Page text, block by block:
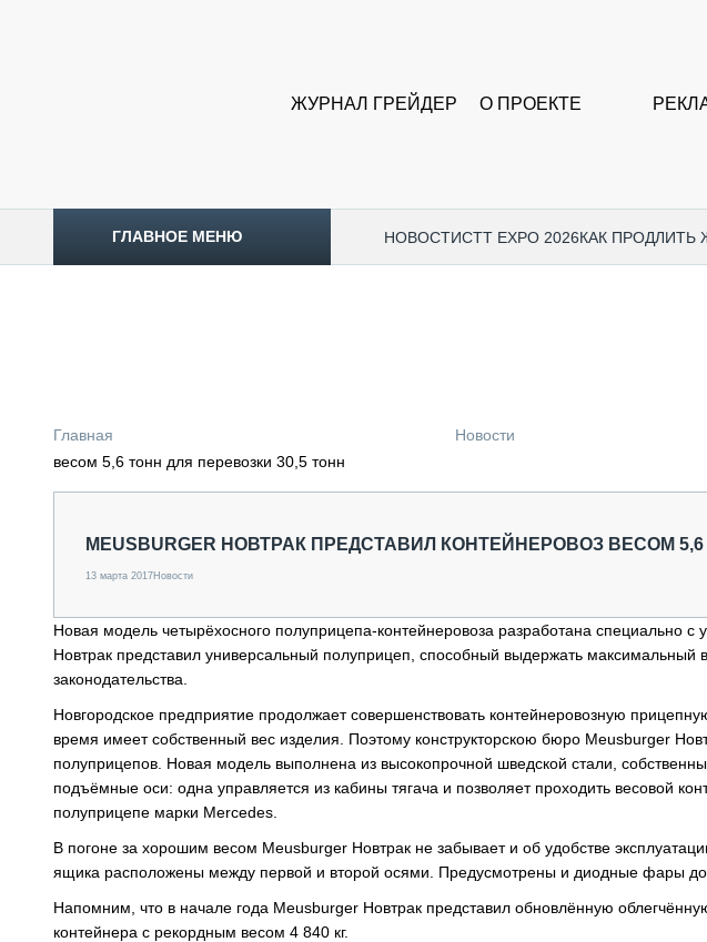
ЖУРНАЛ ГРЕЙДЕР О ПРОЕКТЕ
ГЛАВНОЕ МЕНЮ НОВОСТИCTT EXPO 2026КАК ПРОДЛИТЬ
ОБЗОР РЫНКА
ГРУЗОПЕРЕВОЗКИ
ИСПЫТАТЕЛИ
ТЕХНОЛОГИИ
ДОРОЖНАЯ ИНДУСТРИЯ
СЕРВИСМЕНЫ
Главная Новости
весом 5,6 тонн для перевозки 30,5 тонн
MEUSBURGER НОВТРАК ПРЕДСТАВИЛ КОНТЕЙНЕРОВОЗ ВЕСОМ
13 марта 2017Новости
Новая модель четырёхосного полуприцепа-контейнеровоза разработана специально с
Новтрак представил универсальный полуприцеп, способный выдержать максимальный
законодательства.
Новгородское предприятие продолжает совершенствовать контейнеровозную
время имеет собственный вес изделия. Поэтому конструкторскою бюро Meusburger
полуприцепов. Новая модель выполнена из высокопрочной шведской стали,
подъёмные оси: одна управляется из кабины тягача и позволяет проходить весовой
полуприцепе марки Mercedes.
В погоне за хорошим весом Meusburger Новтрак не забывает и об удобстве
ящика расположены между первой и второй осями. Предусмотрены и диодные фары
Напомним, что в начале года Meusburger Новтрак представил обновлённую
контейнера с рекордным весом 4 840 кг.